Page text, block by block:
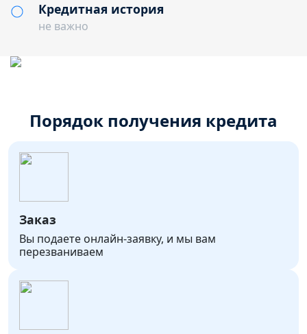
Кредитная история
не важно
Порядок получения кредита
Заказ
Вы подаете онлайн-заявку, и мы вам
перезваниваем